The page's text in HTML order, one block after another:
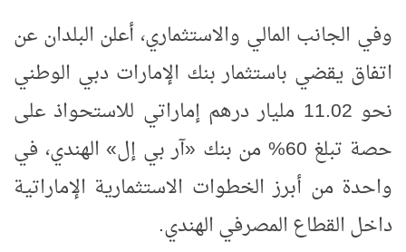
وفي الجانب المالي والاستثماري، أعلن البلدان عن
اتفاق يقضي باستثمار بنك الإمارات دبي الوطني
نحو 11.02 مليار درهم إماراتي للاستحواذ على
حصة تبلغ 60% من بنك «آر بي إل» الهندي، في
واحدة من أبرز الخطوات الاستثمارية الإماراتية
داخل القطاع المصرفي الهندي.